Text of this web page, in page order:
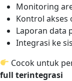
Monitoring
Kontrol akses
Laporan data
Integrasi ke
Cocok untuk
full terintegrasi